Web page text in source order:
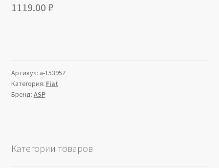
1119.00 ₽
Артикул: a-153957
Категория: Fiat
Бренд: ASP
Категории товаров